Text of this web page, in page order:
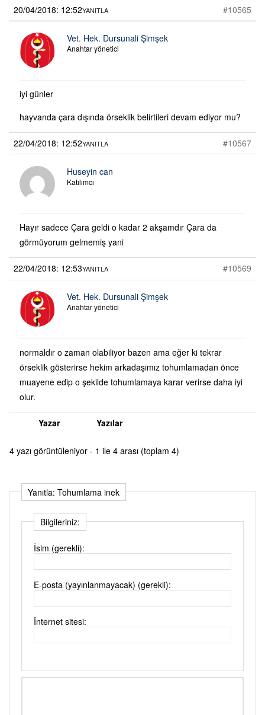
20/04/2018: 12:52 #10565
YANITLA
Vet. Hek. Dursunali Şimşek
Anahtar yönetici
iyi günler
hayvanda çara dışında örseklik belirtileri devam ediyor mu?
22/04/2018: 12:52 #10567
YANITLA
Huseyin can
Katılımcı
Hayır sadece Çara geldi o kadar 2 akşamdır Çara da
görmüyorum gelmemiş yani
22/04/2018: 12:53 #10569
YANITLA
Vet. Hek. Dursunali Şimşek
Anahtar yönetici
normaldır o zaman olabiliyor bazen ama eğer ki tekrar
örseklik gösterirse hekim arkadaşımız tohumlamadan önce
muayene edip o şekilde tohumlamaya karar verirse daha iyi
olur.
Yazar Yazılar
4 yazı görüntüleniyor - 1 ile 4 arası (toplam 4)
Yanıtla: Tohumlama inek
Bilgileriniz:
İsim (gerekli):
E-posta (yayınlanmayacak) (gerekli):
İnternet sitesi: